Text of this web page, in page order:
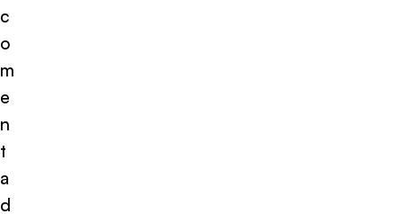
c
o
m
e
n
t
a
d